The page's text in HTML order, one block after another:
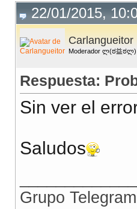
22/01/2015,
Carlangueitor
Moderador ლ(ಠ益ಠლ)
Respuesta:
Sin ver el
Saludos
Grupo Telegram